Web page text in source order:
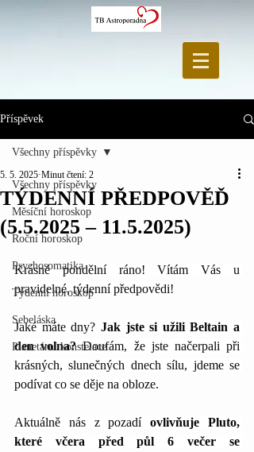
Příspěvek
Všechny příspěvky
Měsíční horoskop
Roční horoskop
Psychosomatika
Týdenní horoskop
Sebeláska
Planetární konstelace
Všechny příspěvky
TÝDENNÍ PŘEDPOVĚĎ
(5.5.2025 – 11.5.2025)
5. 5. 2025 Minut čtení: 2
Krásné pondělní ráno! Vítám Vás u
pravidelné, týdenní předpovědi!
Jaké máte dny? Jak jste si užili Beltain a
den volna? Doufám, že jste načerpali při
krásných, slunečných dnech sílu, jdeme se
podívat co se děje na obloze.
Aktuálně nás z pozadí ovlivňuje Pluto,
které včera před půl 6 večer se